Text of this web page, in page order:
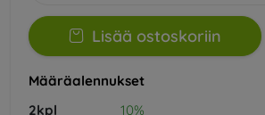
Lisää ostoskoriin
Määräalennukset
2kpl
10%